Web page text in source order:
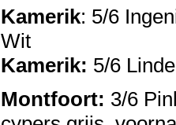
Kamerik: 5/6
Wit
Kamerik: 5/6
Montfoort: 3/6